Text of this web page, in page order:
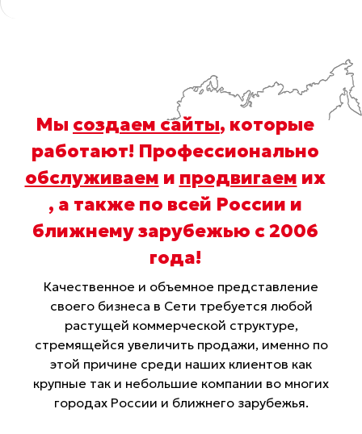
Мы создаем сайты, которые
работают! Профессионально
обслуживаем и продвигаем их
, а также по всей России и
ближнему зарубежью с 2006
года!
Качественное и объемное представление
своего бизнеса в Сети требуется любой
растущей коммерческой структуре,
стремящейся увеличить продажи, именно по
этой причине среди наших клиентов как
крупные так и небольшие компании во многих
городах России и ближнего зарубежья.